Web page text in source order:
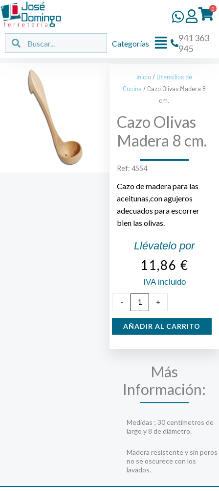
Ir
al
contenido
0
Buscar Buscar
Flyout
Categorías
941 363
945
Inicio / Utensilios de
Cocina / Cazo Olivas Madera 8
cm.
Cazo Olivas
Madera 8 cm.
Ref: 4554
Cazo de madera para las
aceitunas,con agujeros
adecuados para escorrer
bien las olivas.
Llévatelo por
11,86 €
IVA incluido
-
Olivas
Madera
+
AÑADIR AL CARRITO
Más
Información:
Medidas ; 30 centímetros de
largo y 8 de diámetro.
Madera resistente y sin poros
no se oscurece con los
lavados.